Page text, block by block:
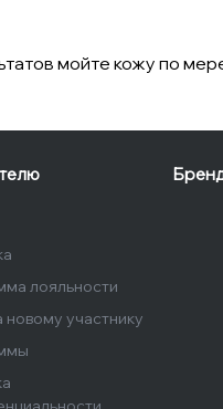
мойте кожу по
лояльности
новому участнику